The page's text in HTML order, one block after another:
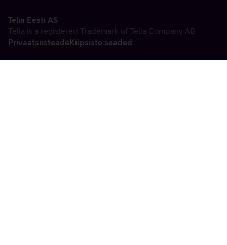
Telia Eesti AS
Telia is a registered Trademark of Telia Company AB
PrivaatsusteadeKüpsiste seaded